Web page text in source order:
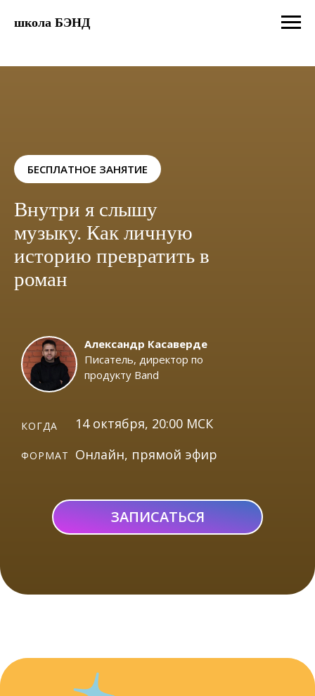
школа БЭНД
Александр Касаверде
Писатель, директор по
продукту Band
Внутри я слышу
музыку. Как личную
историю превратить в
роман
14 октября, 20:00 МСК
Онлайн, прямой эфир
КОГДА
ФОРМАТ
ЗАПИСАТЬСЯ
БЕСПЛАТНОЕ ЗАНЯТИЕ